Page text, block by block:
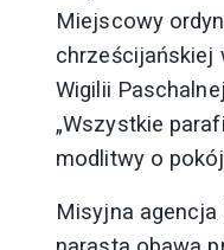
Miejscowy
chrześcijańskiej
Wigilii
„Wszystkie
modlitwy o
Misyjna